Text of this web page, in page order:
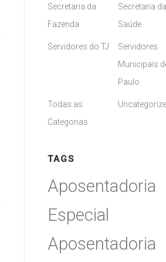
Secretaria da
Fazenda
Secretaria da
Saúde
Servidores do TJ
Servidores
Municipais
Paulo
Todas as
Categorias
TAGS
Aposentadoria
Especial
Aposentadoria